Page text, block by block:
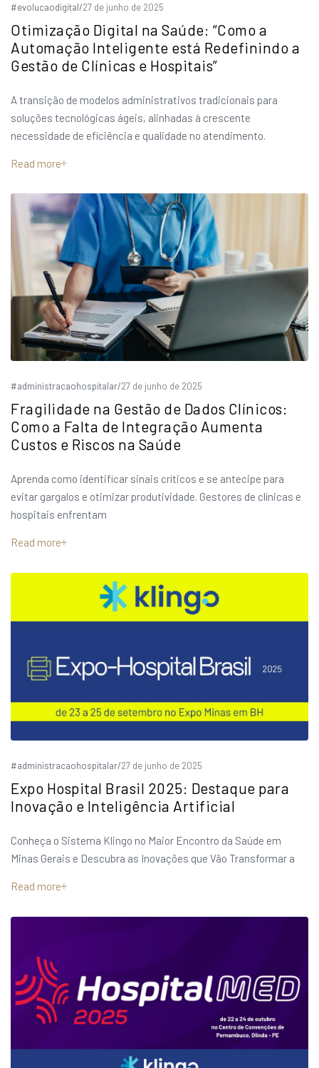
#evolucaodigital/27 de junho de 2025
Otimização Digital na Saúde: “Como a
Automação Inteligente está Redefinindo a
Gestão de Clínicas e Hospitais”
A transição de modelos administrativos tradicionais para
soluções tecnológicas ágeis, alinhadas à crescente
necessidade de eficiência e qualidade no atendimento.
Read more
#administracaohospitalar/27 de junho de 2025
Fragilidade na Gestão de Dados Clínicos:
Como a Falta de Integração Aumenta
Custos e Riscos na Saúde
Aprenda como identificar sinais críticos e se antecipe para
evitar gargalos e otimizar produtividade. Gestores de clínicas e
hospitais enfrentam
Read more
#administracaohospitalar/27 de junho de 2025
Expo Hospital Brasil 2025: Destaque para
Inovação e Inteligência Artificial
Conheça o Sistema Klingo no Maior Encontro da Saúde em
Minas Gerais e Descubra as Inovações que Vão Transformar a
Read more